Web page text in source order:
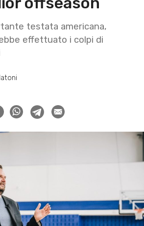
testata americana,
effettuato i colpi di